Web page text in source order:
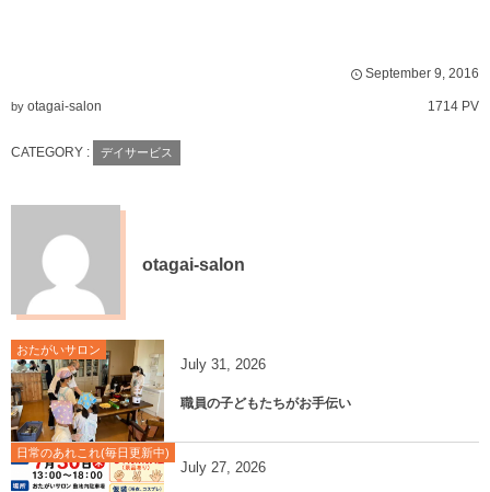
September 9, 2016
by otagai-salon 1714 PV
CATEGORY : デイサービス
otagai-salon
おたがいサロン
July 31, 2026
職員の子どもたちがお手伝い
日常のあれこれ(毎日更新中)
July 27, 2026